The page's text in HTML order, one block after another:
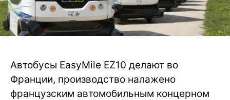
Автобусы EasyMile EZ10 делают во
Франции, производство налажено
французским автомобильным концерном